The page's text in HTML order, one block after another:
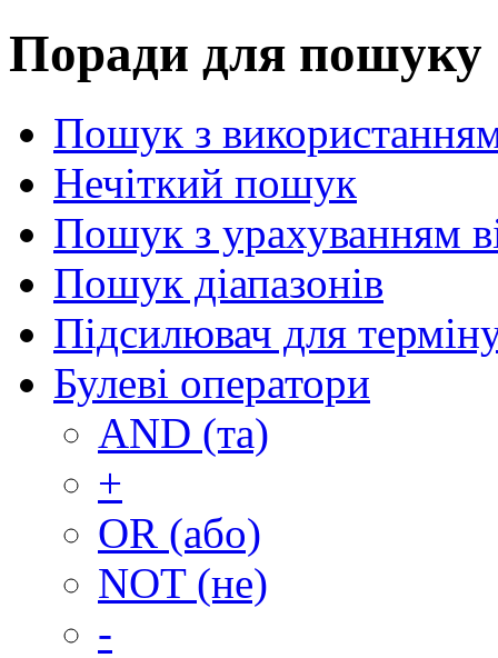
Поради для пошуку
Пошук з
Нечіткий пошук
Пошук з урахуванням
Пошук діапазонів
Підсилювач для
Булеві оператори
AND (та)
+
OR (або)
NOT (не)
-